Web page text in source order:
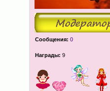
Сообщения: 0
Награды: 9